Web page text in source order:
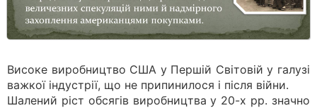
Високе виробництво США у Першій Світовій у галузі
важкої індустрії, що не припинилося і після війни.
Шалений ріст обсягів виробництва у 20-х рр. значно